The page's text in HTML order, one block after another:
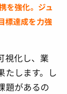
を強化。ジュ
標達成を力強
視化し、業
たします。し
題があるの